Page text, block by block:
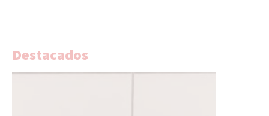
Destacados